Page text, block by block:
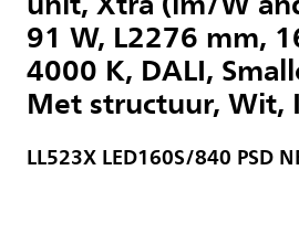
91 W, L2276 mm,
4000 K, DALI,
Met structuur, Wit,
LL523X LED160S/840 PSD